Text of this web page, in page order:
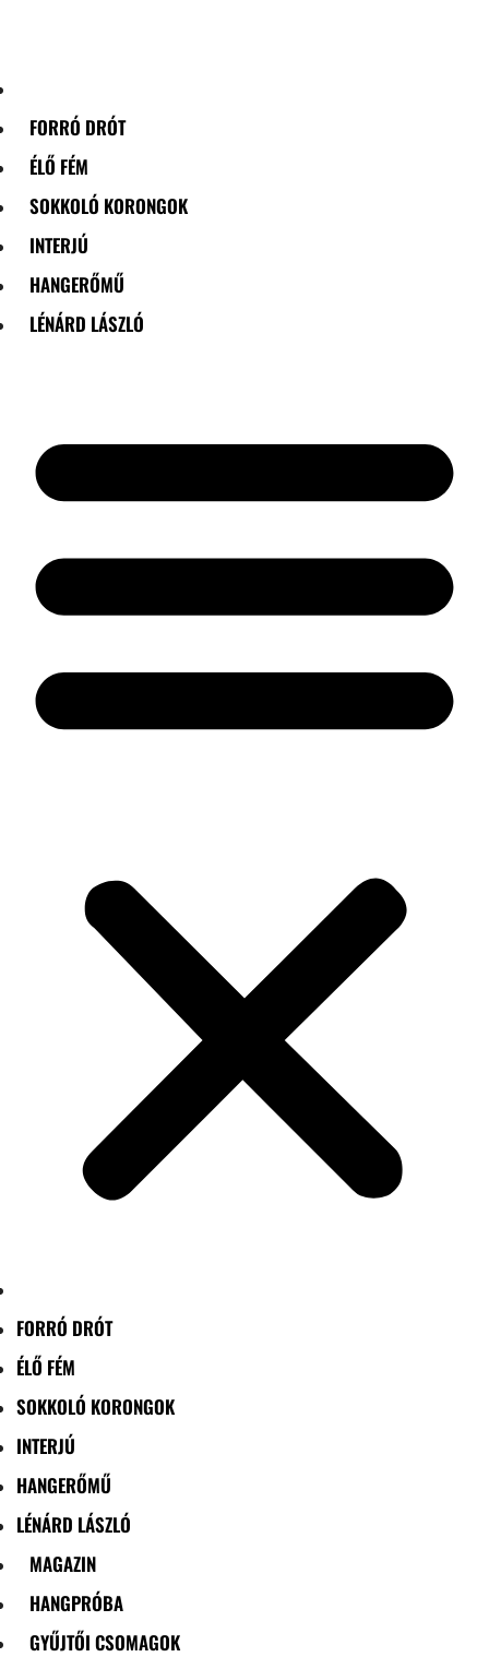
FORRÓ DRÓT
ÉLŐ FÉM
SOKKOLÓ KORONGOK
INTERJÚ
HANGERŐMŰ
LÉNÁRD LÁSZLÓ
FORRÓ DRÓT
ÉLŐ FÉM
SOKKOLÓ KORONGOK
INTERJÚ
HANGERŐMŰ
LÉNÁRD LÁSZLÓ
MAGAZIN
HANGPRÓBA
GYŰJTŐI CSOMAGOK